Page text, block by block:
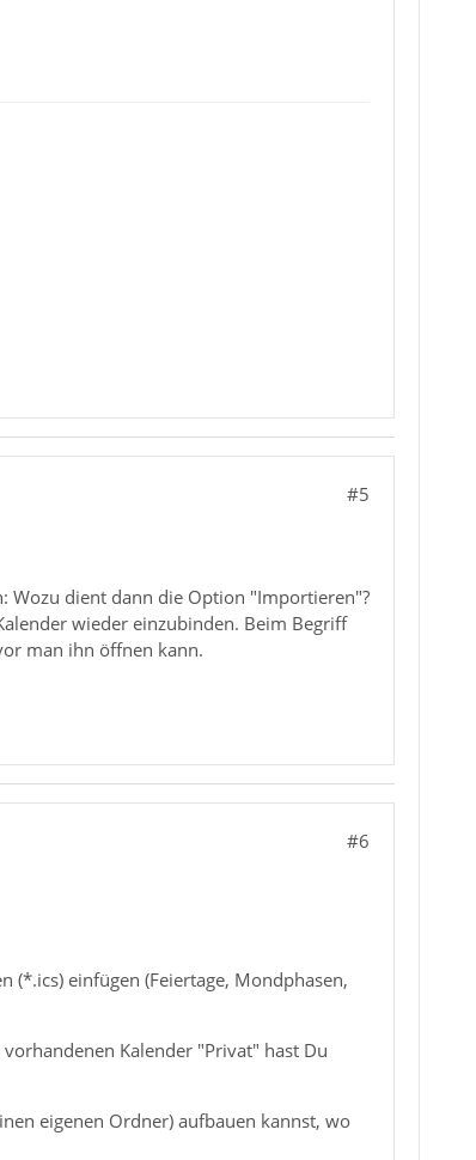
#5
Wozu dient dann die Option "Importieren"?
wieder einzubinden. Beim Begriff
man ihn öffnen kann.
#6
einfügen (Feiertage, Mondphasen,
Kalender "Privat" hast Du
eigenen Ordner) aufbauen kannst, wo